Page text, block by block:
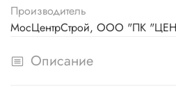
Производитель
МосЦентрСтрой, ООО "ПК
Описание